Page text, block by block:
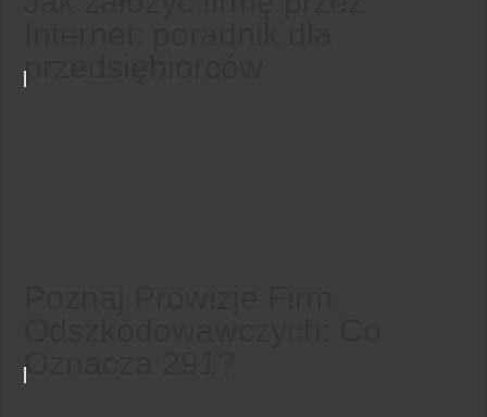
przedsiębiorców
Oznacza 291?